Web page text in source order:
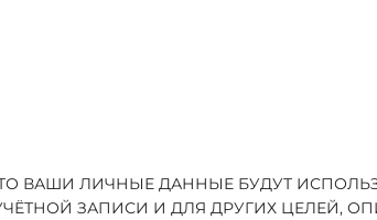
ВАШИ ЛИЧНЫЕ ДАННЫЕ БУДУТ
ЗАПИСИ И ДЛЯ ДРУГИХ ЦЕЛЕЙ,